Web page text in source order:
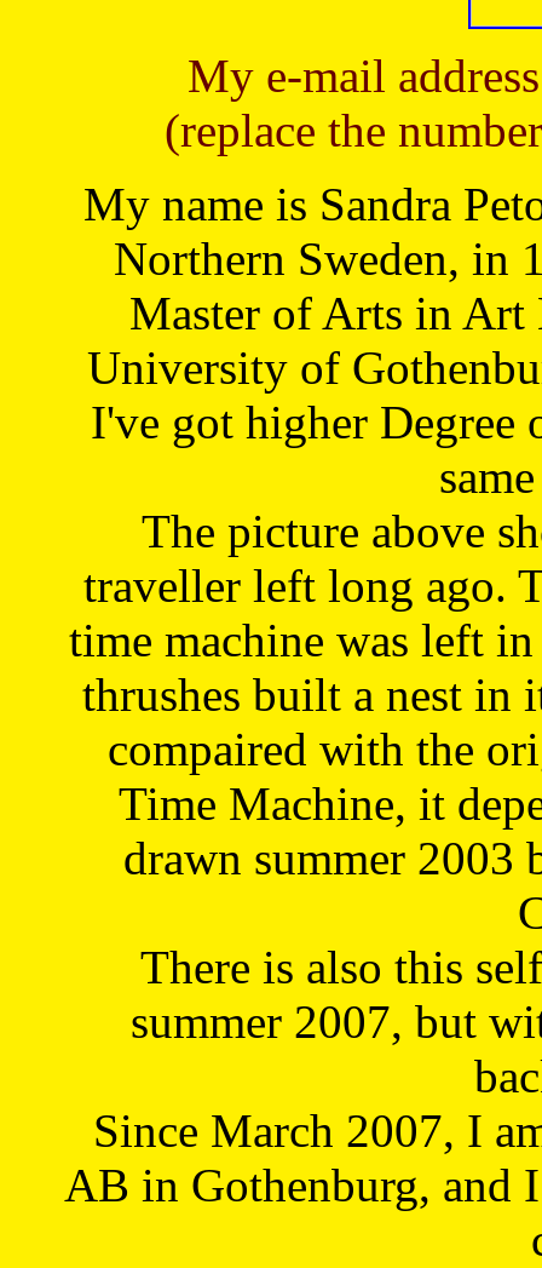
My e-mail
(replace the
My name is Sandra
Northern Sweden, in
Master of Arts in Art
University of
I've got higher Degree
The picture above
traveller left long ago.
time machine was left
thrushes built a nest in
compaired with the
Time Machine, it
drawn summer 2003
There is also this
summer 2007, but
Since March 2007, I
AB in Gothenburg, and